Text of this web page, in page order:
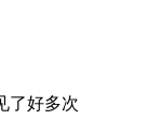
了好多次